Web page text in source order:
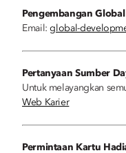
Pengembangan Global
Email:global-
Pertanyaan Sumber
Untuk melayangkan
Web Karier
Permintaan Kartu